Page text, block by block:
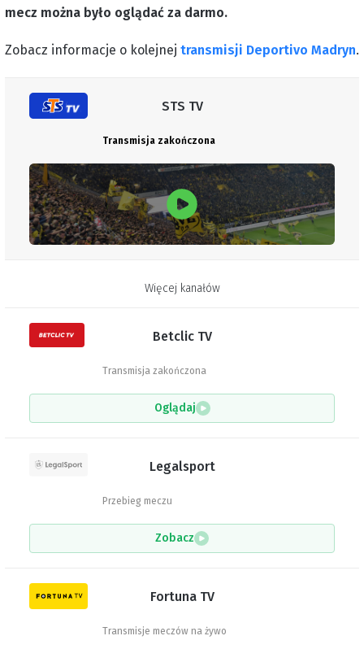
mecz można było oglądać za darmo.
Zobacz informacje o kolejnej transmisji Deportivo Madryn.
STS TV
Transmisja zakończona
Więcej kanałów
Betclic TV
Transmisja zakończona
Oglądaj
Legalsport
Przebieg meczu
Zobacz
Fortuna TV
Transmisje meczów na żywo